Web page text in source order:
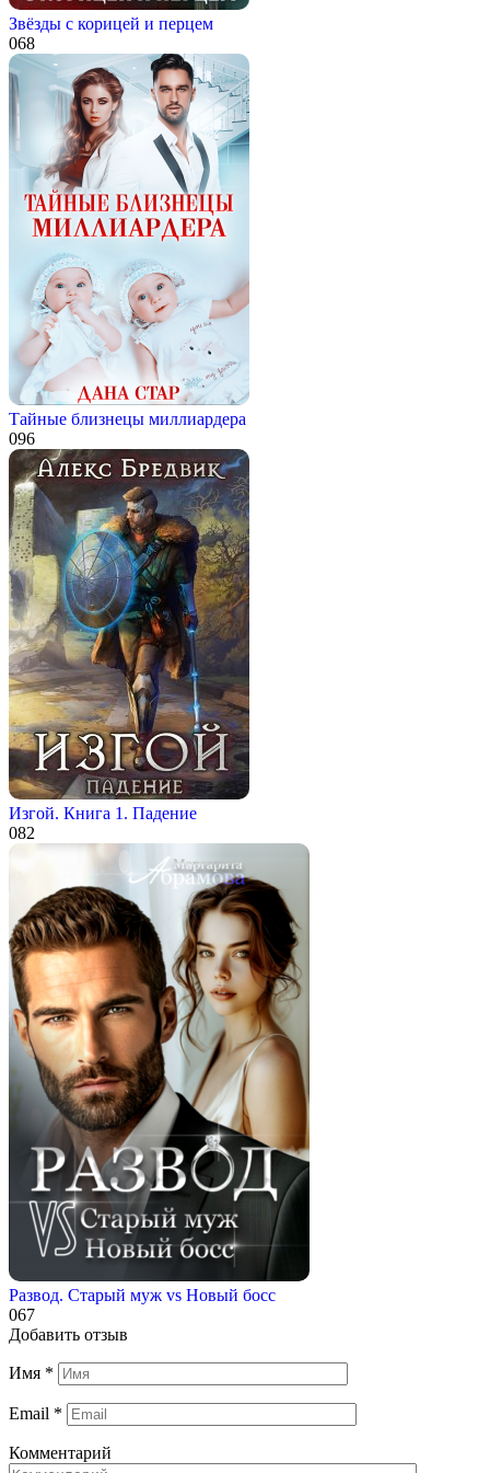
Звёзды с корицей и перцем
068
Тайные близнецы миллиардера
096
Изгой. Книга 1. Падение
082
Развод. Старый муж vs Новый босс
067
Добавить отзыв
Имя *
Email *
Комментарий